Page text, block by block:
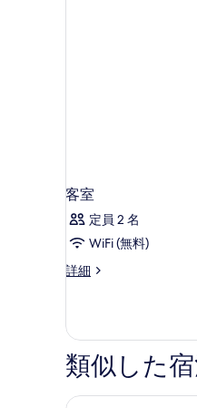
客室
定員 2 名
WiFi (無料)
詳細
客
細
類似した
トレーダーズ ホテ